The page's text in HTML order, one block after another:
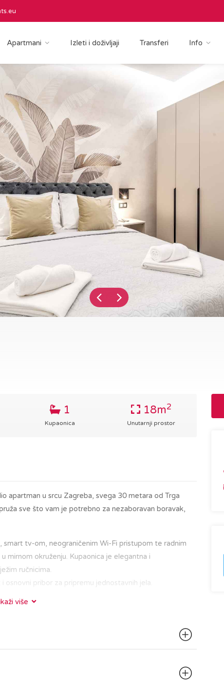
Apartmani Izleti i doživljaji Transferi Info
1
Kupaonica
18m2
Unutarnji prostor
apartman u srcu Zagreba, svega 30 metara od Trga
sve što vam je potrebno za nezaboravan boravak,
tv-om, neograničenim Wi-Fi pristupom te radnim
mirnom okruženju. Kupaonica je elegantna i
ručnicima.
osnovni pribor za pripremu jednostavnih jela.
na Tkalčićevoj ulici, sve vam je nadohvat ruke.
više